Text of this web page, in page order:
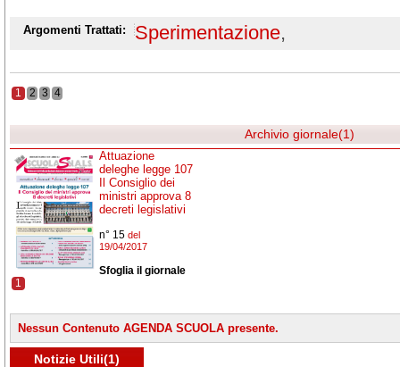
Argomenti Trattati: Sperimentazione,
1 2 3 4
Archivio giornale(1)
Attuazione
deleghe legge 107
Il Consiglio dei
ministri approva 8
decreti legislativi
n° 15 del
19/04/2017
Sfoglia il giornale
1
Nessun Contenuto AGENDA SCUOLA presente.
Notizie Utili(1)